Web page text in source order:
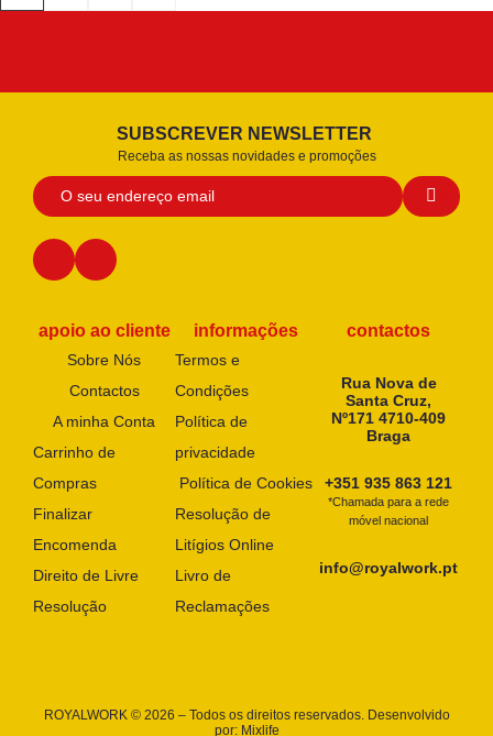
SUBSCREVER NEWSLETTER
Receba as nossas novidades e promoções
apoio ao cliente
Sobre Nós
Contactos
A minha Conta
Carrinho de
Compras
Finalizar
Encomenda
Direito de Livre
Resolução
informações
Termos e
Condições
Política de
privacidade
Política de Cookies
Resolução de
Litígios Online
Livro de
Reclamações
contactos
Rua Nova de
Santa Cruz,
Nº171 4710-409
Braga
+351 935 863 121
*Chamada para a rede
móvel nacional
info@royalwork.pt
ROYALWORK © 2026 – Todos os direitos reservados. Desenvolvido
por: Mixlife